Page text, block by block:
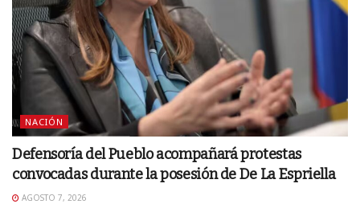
NACIÓN
Defensoría del Pueblo acompañará protestas
convocadas durante la posesión de De La Espriella
AGOSTO 7, 2026